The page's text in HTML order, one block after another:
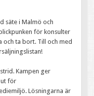
säte i Malmö och
för konsulter
ta bort. Till och med
Kampen ger
ut för
Lösningarna är